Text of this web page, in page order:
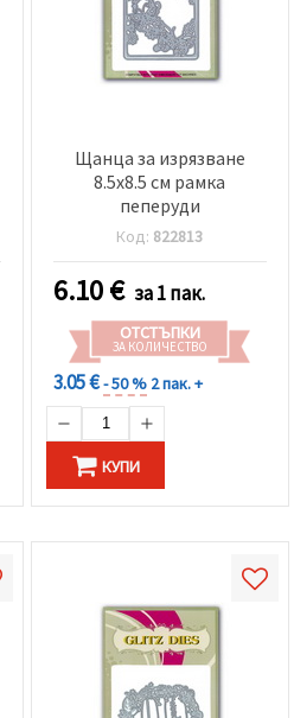
Щанца за изрязване
8.5x8.5 см рамка
пеперуди
Код: 822813
6.10€ за 1 пак.
ОТСТЪПКИ
ЗА КОЛИЧЕСТВО
3.05 €- 50 % 2 пак. +
КУПИ